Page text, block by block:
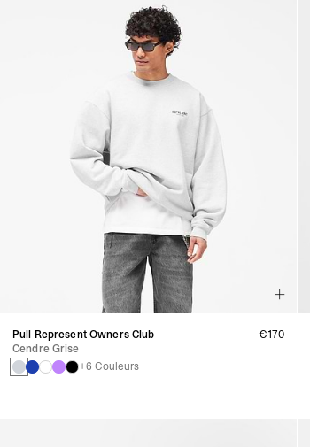
Pull Represent Owners Club
Cendre Grise
+6 Couleurs
€170